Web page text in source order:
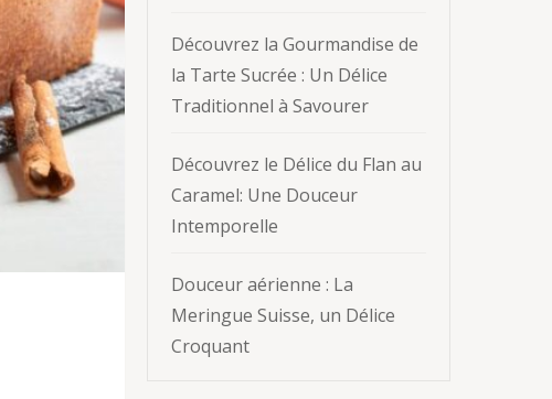
Découvrez la Gourmandise de
la Tarte Sucrée : Un Délice
Traditionnel à Savourer
Découvrez le Délice du Flan au
Caramel: Une Douceur
Intemporelle
Douceur aérienne : La
Meringue Suisse, un Délice
Croquant